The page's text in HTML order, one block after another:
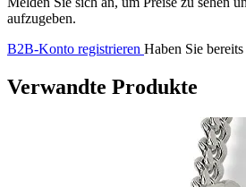
aufzugeben.
B2B-Konto registrieren Haben Sie
Verwandte Produkte